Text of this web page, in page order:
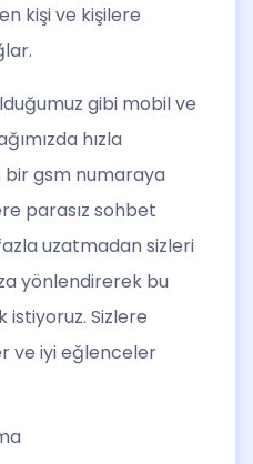
kişi ve kişilere
gibi mobil ve
hızla
bir gsm numaraya
parasız sohbet
uzatmadan sizleri
yönlendirerek bu
istiyoruz. Sizlere
ve iyi eğlenceler